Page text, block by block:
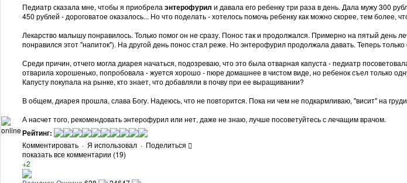
online
Педиатр сказала мне, чтобы я приобрела энтерофурил и давала его ребенку три раза в день. Дала мужу 300
450 рублей - дороговатое оказалось... Но что поделать - хотелось помочь ребенку как можно скорее, тем более,
Лекарство малышу понравилось. Только помог он не сразу. Понос так и продолжался. Примерно на пятый день
понравился этот "напиток"). На другой день понос стал реже. Но энтерофурил продолжала давать. Теперь
Среди причин, отчего могла диарея начаться, подозреваю, что это была отварная капуста - педиатр
отварила хорошенько, попробовала - жуется хорошо - пюре домашнее в чистом виде, но ребенок съел только
Капусту покупала на рынке, кто знает, что добавляли в почву при ее выращивании?
В общем, диарея прошла, слава Богу. Надеюсь, что не повторится. Пока ни чем не подкармливаю, "висит" на
А насчет того, рекомендовать энтерофурил или нет, даже не знаю, лучше посоветуйтесь с лечащим врачом.
Рейтинг:
Комментировать · Я использовал · Поделиться
показать все комментарии (19)
+2